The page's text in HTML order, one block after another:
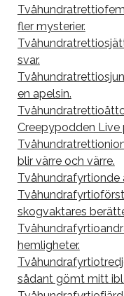
fler mysterier.
svar.
en apelsin.
Creepypodden Live
blir värre och värre.
Tvåhundrafyrtionde
skogvaktares
hemligheter.
sådant gömt mitt